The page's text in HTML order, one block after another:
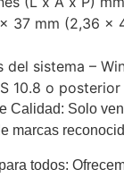
37 mm (2,36 x
del sistema –
10.8 o posterior
Calidad: Solo
marcas
todos: